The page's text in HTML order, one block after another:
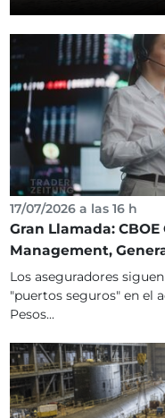
17/07/2026 a las 16 h
Gran Llamada:
Management,
Los aseguradores
"puertos seguros" en el
Pesos...